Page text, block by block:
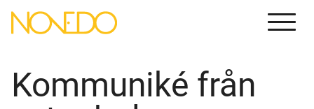
Menu
Kommuniké från